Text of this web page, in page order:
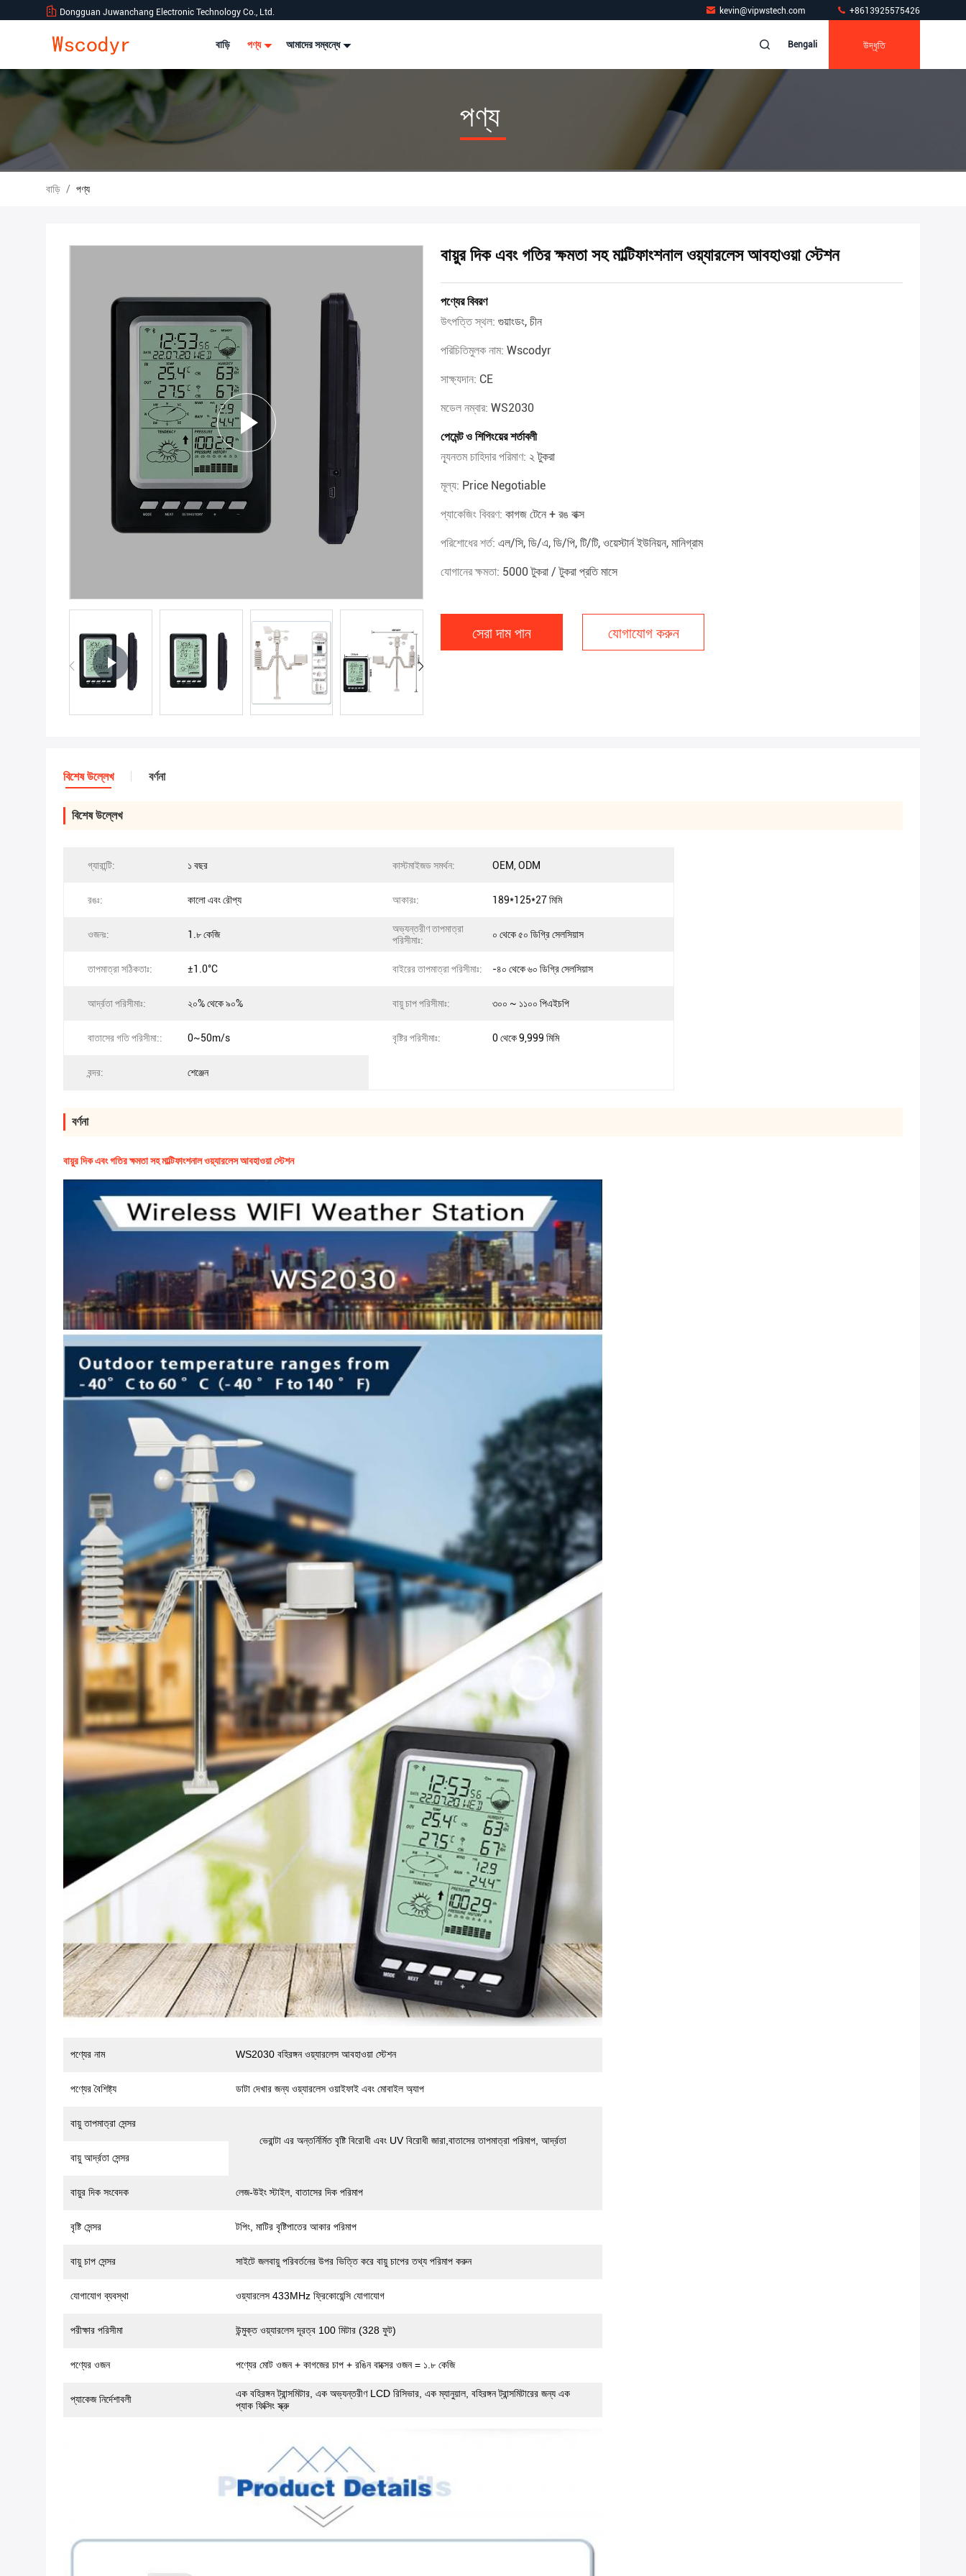
Dongguan Juwanchang Electronic Technology Co., Ltd. kevin@vipwstech.com +8613925575426
বাড়ি পণ্য আমাদের সম্বন্ধে Bengali উদ্ধৃতি
পণ্য
বাড়ি / পণ্য
বায়ুর দিক এবং গতির ক্ষমতা সহ মাল্টিফাংশনাল ওয়্যারলেস আবহাওয়া স্টেশন
পণ্যের বিবরণ
উৎপত্তি স্থল: গুয়াংডং, চীন
পরিচিতিমুলক নাম: Wscodyr
সাক্ষ্যদান: CE
মডেল নম্বার: WS2030
পেমেন্ট ও শিপিংয়ের শর্তাবলী
ন্যূনতম চাহিদার পরিমাণ: ২ টুকরা
মূল্য: Price Negotiable
প্যাকেজিং বিবরণ: কাগজ টেনে + রঙ বাক্স
পরিশোধের শর্ত: এল/সি, ডি/এ, ডি/পি, টি/টি, ওয়েস্টার্ন ইউনিয়ন, মানিগ্রাম
যোগানের ক্ষমতা: 5000 টুকরা / টুকরা প্রতি মাসে
সেরা দাম পান যোগাযোগ করুন
বিশেষ উল্লেখ বর্ণনা
বিশেষ উল্লেখ
গ্যারান্টি: ১ বছর কাস্টমাইজড সমর্থন: OEM, ODM
রঙঃ: কালো এবং রৌপ্য আকারঃ: 189*125*27 মিমি
ওজনঃ: 1.৮ কেজি
অভ্যন্তরীণ তাপমাত্রা
পরিসীমাঃ:
০ থেকে ৫০ ডিগ্রি সেলসিয়াস
তাপমাত্রা সঠিকতাঃ: ±1.0°C বাইরের তাপমাত্রা পরিসীমাঃ: -৪০ থেকে ৬০ ডিগ্রি সেলসিয়াস
আর্দ্রতা পরিসীমাঃ: ২০% থেকে ৯০% বায়ু চাপ পরিসীমাঃ: ৩০০ ~ ১১০০ পিএইচপি
বাতাসের গতি পরিসীমা:: 0~50m/s বৃষ্টির পরিসীমাঃ: 0 থেকে 9,999 মিমি
বন্দর: শেঞ্জেন
বর্ণনা
বায়ুর দিক এবং গতির ক্ষমতা সহ মাল্টিফাংশনাল ওয়্যারলেস আবহাওয়া স্টেশন
পণ্যের নাম WS2030 বহিরঙ্গন ওয়্যারলেস আবহাওয়া স্টেশন
পণ্যের বৈশিষ্ট্য ডাটা দেখার জন্য ওয়্যারলেস ওয়াইফাই এবং মোবাইল অ্যাপ
বায়ু তাপমাত্রা সেন্সর
ভেরান্টা এর অন্তর্নির্মিত বৃষ্টি বিরোধী এবং UV বিরোধী জারা,বাতাসের তাপমাত্রা পরিমাপ, আর্দ্রতা
বায়ু আর্দ্রতা সেন্সর
বায়ুর দিক সংবেদক লেজ-উইং স্টাইল, বাতাসের দিক পরিমাপ
বৃষ্টি সেন্সর টপিং, মাটির বৃষ্টিপাতের আকার পরিমাপ
বায়ু চাপ সেন্সর সাইটে জলবায়ু পরিবর্তনের উপর ভিত্তি করে বায়ু চাপের তথ্য পরিমাপ করুন
যোগাযোগ ব্যবস্থা ওয়্যারলেস 433MHz ফ্রিকোয়েন্সি যোগাযোগ
পরীক্ষার পরিসীমা উন্মুক্ত ওয়্যারলেস দূরত্ব 100 মিটার (328 ফুট)
পণ্যের ওজন পণ্যের মোট ওজন + কাগজের চাপ + রঙিন বাক্সের ওজন = ১.৮ কেজি
প্যাকেজ নির্দেশাবলী
এক বহিরঙ্গন ট্রান্সমিটার, এক অভ্যন্তরীণ LCD রিসিভার, এক ম্যানুয়াল, বহিরঙ্গন ট্রান্সমিটারের জন্য এক
প্যাক ফিক্সিং স্ক্রু